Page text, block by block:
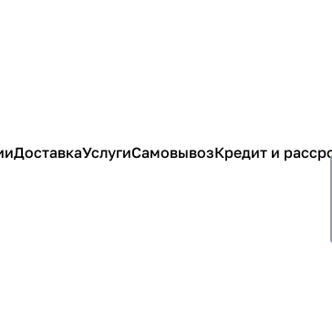
ДоставкаУслугиСамовывозКредит и